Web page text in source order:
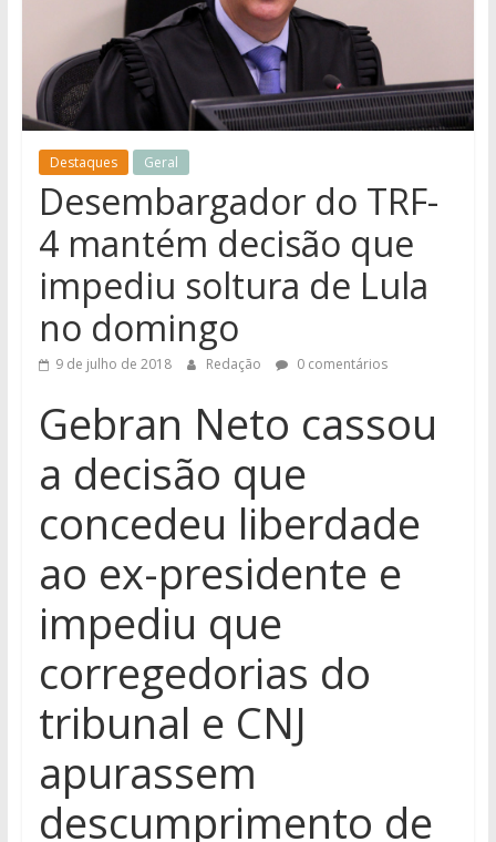
Iguatemi
região.
Destaques Geral
Desembargador do TRF-
4 mantém decisão que
impediu soltura de Lula
no domingo
9 de julho de 2018 Redação 0 comentários
Gebran Neto cassou
a decisão que
concedeu liberdade
ao ex-presidente e
impediu que
corregedorias do
tribunal e CNJ
apurassem
descumprimento de